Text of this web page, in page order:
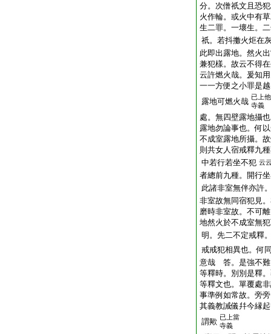
分。次僧祇文且恐
火作輪。或火中有
生二罪。一壞生。
祇。若抖擻火炬在
此即出露地。然火
兼犯樣。故云不得
云許燃火哉。爰知
一一方便之小罪是
露地可燃火哉 已上他
寺義
處。無四壁露地攝
露地勿論事也。何
不成室露地所攝。
則共女人宿戒釋九
中若行若坐不犯 云
者總前九種。開行
此諸非室無伴亦許
非室故無同宿犯見
磨時非室故。不可
地然火於不成室無
明。先二不定戒釋
戒戒犯相異也。何
意哉 答。是強不難
等釋時。別別是釋
等釋文也。單覆處
事準例如常故。旁
其義教誡儀幷今縁
謂歟 已上當
寺義